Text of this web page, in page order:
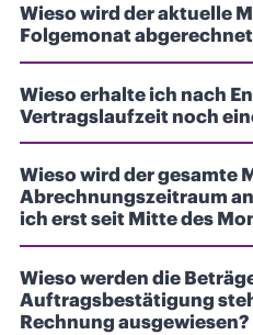
Wieso wird der aktuelle
Folgemonat
Wieso erhalte ich nach
Vertragslaufzeit noch
Wieso wird der gesamte
Abrechnungszeitraum
ich erst seit Mitte des
Wieso werden die
Auftragsbestätigung
Rechnung ausgewiesen?